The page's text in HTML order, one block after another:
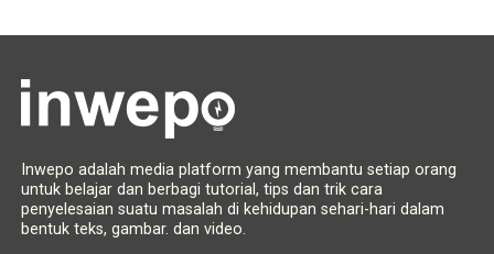
Inwepo adalah media platform yang membantu setiap orang
untuk belajar dan berbagi tutorial, tips dan trik cara
penyelesaian suatu masalah di kehidupan sehari-hari dalam
bentuk teks, gambar. dan video.